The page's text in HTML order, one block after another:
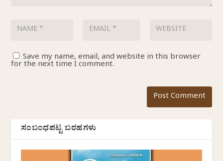
Save my name, email, and website in this browser
for the next time I comment.
ಸಂಬಂಧಪಟ್ಟ ಬರಹಗಳು